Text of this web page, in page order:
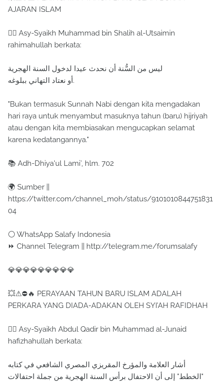
AJARAN ISLAM
✍🏼 Asy-Syaikh Muhammad bin Shalih al-Utsaimin
rahimahullah berkata:
ليس من السُّنة أن نحدث عيدا لدخول السنة الهجرية
أو نعتاد التهاني ببلوغه.
"Bukan termasuk Sunnah Nabi dengan kita mengadakan
hari raya untuk menyambut masuknya tahun (baru) hijriyah
atau dengan kita membiasakan mengucapkan selamat
karena kedatangannya."
📚 Adh-Dhiya'ul Lami’, hlm. 702
🌍 Sumber ||
https://twitter.com/channel_moh/status/9101010844751831
04
⚪ WhatsApp Salafy Indonesia
⏩ Channel Telegram || http://telegram.me/forumsalafy
💎💎💎💎💎💎💎💎💎
💥⚠⛔🔥 PERAYAAN TAHUN BARU ISLAM ADALAH
PERKARA YANG DIADA-ADAKAN OLEH SYI’AH RAFIDHAH
✍🏼 Asy-Syaikh Abdul Qadir bin Muhammad al-Junaid
hafizhahullah berkata:
‏أشار العلامة والمؤرخ المقريزي المصري الشافعي في كتابه
"الخطط" إلى أن الاحتفال برأس السنة الهجرية من جملة احتفالات